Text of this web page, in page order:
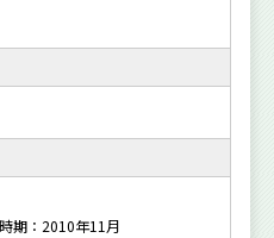
期：2010年11月